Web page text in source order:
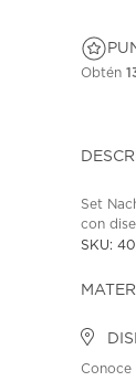
Obtén
Set
con
SKU:
Conoce